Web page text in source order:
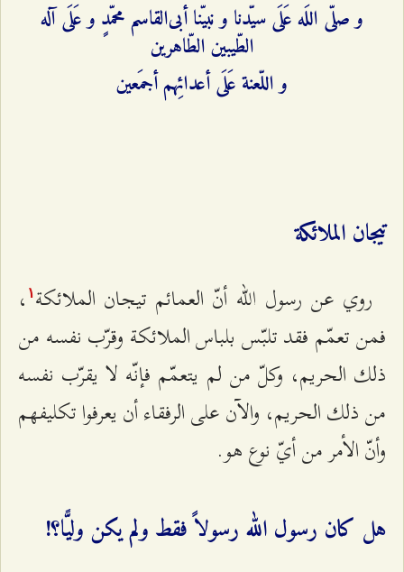
و صلّی اللَه عَلَی سیّدنا و نبیّنا أبی‌القاسم محمّدٍ و عَلَی آله
الطّیبین الطّاهرین
و اللّعنة عَلَی أعدائِهم أجمَعین
تيجان الملائكة
روي عن رسول الله أنّ العمائم تيجان الملائكة ۱ ،
فمن تعمّم فقد تلبّس بلباس الملائكة وقرّب نفسه من
ذلك الحريم، وكلّ من لم يتعمّم فإنّه لا يقرّب نفسه
من ذلك الحريم، والآن على الرفقاء أن يعرفوا تكليفهم
وأنّ الأمر من أيّ نوع هو.
هل كان رسول الله رسولاً فقط ولم يكن وليًّا؟!